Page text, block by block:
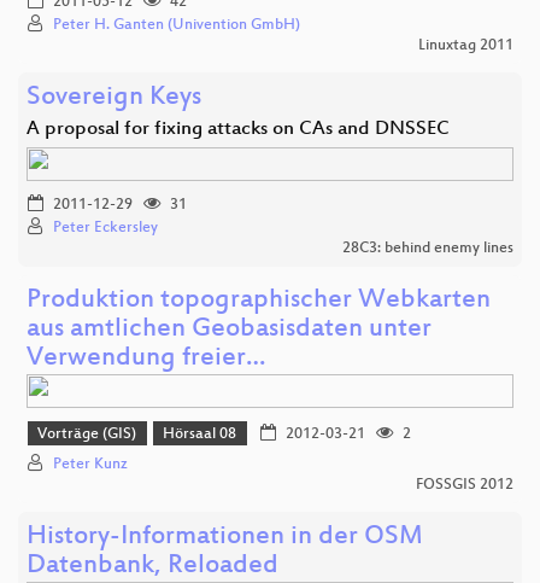
Peter H. Ganten (Univention GmbH)
Linuxtag 2011
Sovereign Keys
A proposal for fixing attacks on CAs and DNSSEC
2011-12-29
31
Peter Eckersley
28C3: behind enemy lines
Produktion topographischer Webkarten
aus amtlichen Geobasisdaten unter
Verwendung freier…
Vorträge (GIS) Hörsaal 08 2012-03-21
2
Peter Kunz
FOSSGIS 2012
History-Informationen in der OSM
Datenbank, Reloaded